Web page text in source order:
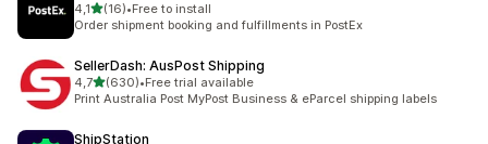
4,1z 5 hvězd
(16)
Celkový počet recenzí: 16
•Free to install
Order shipment booking and fulfillments in PostEx
SellerDash: AusPost Shipping
4,7z 5 hvězd
(630)
Celkový počet recenzí: 630
•Free trial available
Print Australia Post MyPost Business & eParcel shipping labels
ShipStation